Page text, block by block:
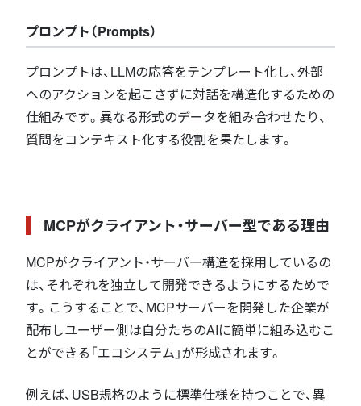
プロンプト（Prompts）
プロンプトは、LLMの応答をテンプレート化し、外部
へのアクションを起こさずに対話を構造化するための
仕組みです。異なる形式のデータを組み合わせたり、
質問をコンテキスト化する役割を果たします。
MCPがクライアント・サーバー型である理由
MCPがクライアント・サーバー構造を採用しているの
は、それぞれを独立して開発できるようにするためで
す。こうすることで、MCPサーバーを開発した企業が
配布しユーザー側は自分たちのAIに簡単に組み込むこ
とができる「エコシステム」が形成されます。
例えば、USB規格のように標準仕様を持つことで、異